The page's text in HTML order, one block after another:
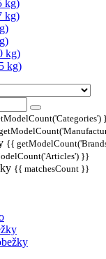
kg)
kg)
kg)
kg)
{{
}}
{{ matchesCount }}